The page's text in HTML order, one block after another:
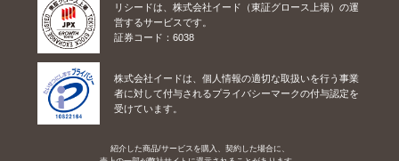
リシードは、株式会社イード（東証グロース上場）の運
営するサービスです。
証券コード：6038
株式会社イードは、個人情報の適切な取扱いを行う事業
者に対して付与されるプライバシーマークの付与認定を
受けています。
紹介した商品/サービスを購入、契約した場合に、